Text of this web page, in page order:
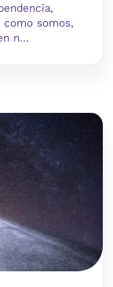
como somos,
n...